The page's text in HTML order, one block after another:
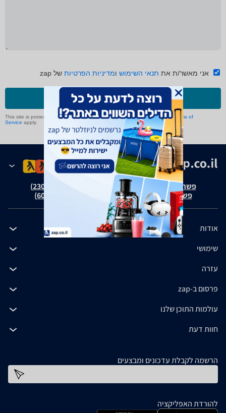
אני מאשר/ת את תנאי השימוש ומדיניות הפרטיות של zap
שליחה
This site is protected by reCAPTCHA and the GooglePrivacy Policyand Terms of
Service apply.
פשרה בת"צ אבנצ'יק נ' זאפ גרופ (ת"צ 23008-08-20)
פשרה בת"צ כהנים נ' זאפ גרופ (ת"צ 60371-12-19)
אודות
שימושי
עזרה
פרסום ב-zap
עולמות התוכן שלנו
חוות דעת
הרשמה לקבלת עדכונים ומבצעים
להורדת האפליקציה